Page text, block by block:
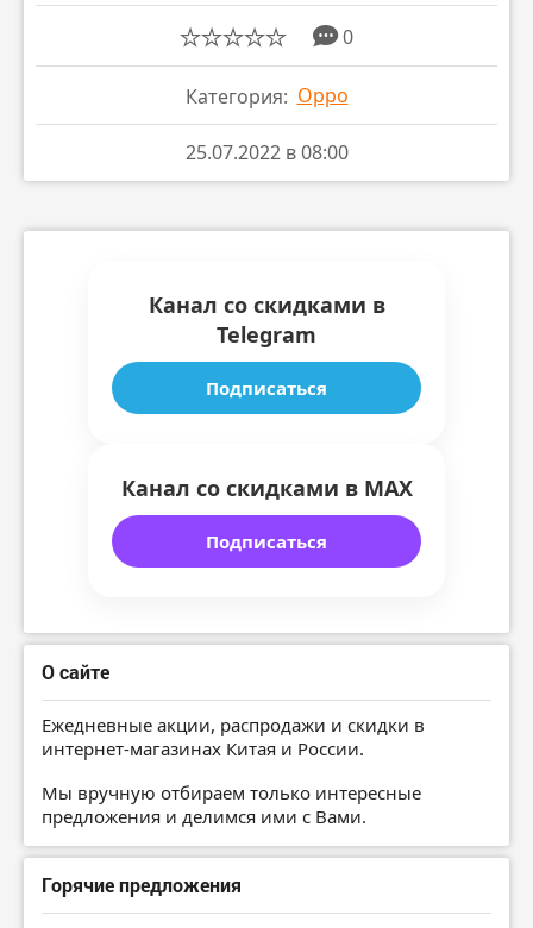
0
Категория: Oppo
25.07.2022 в 08:00
Канал со скидками в
Telegram
Подписаться
Канал со скидками в MAX
Подписаться
О сайте
Ежедневные акции, распродажи и скидки в
интернет-магазинах Китая и России.
Мы вручную отбираем только интересные
предложения и делимся ими с Вами.
Горячие предложения